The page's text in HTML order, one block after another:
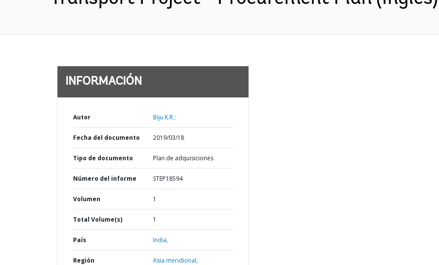
INFORMACIÓN
Autor Biju K.R.;
Fecha del documento 2019/03/18
Tipo de documento Plan de adquisiciones
Número del informe STEP18594
Volumen 1
Total Volume(s) 1
País India,
Región Asia meridional,